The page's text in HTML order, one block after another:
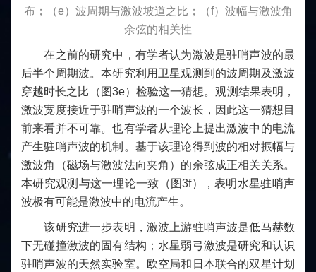
布；（e）波周期与激波坡道之比；（f）波幅与激波角
余弦的相关性
在之前的研究中，有学者认为激波是驻哨声波的最
后半个周期波。本研究利用卫星观测到的波周期及激波
穿越时长之比（图3e）检验这一猜想。观测结果表明，
激波宽度接近于驻哨声波的一个波长，因此这一猜想目
前来看并不可靠。也有学者从理论上提出激波中的电流
产生驻哨声波的机制。基于该理论得到波的相对振幅与
激波角（磁场与激波法向夹角）的余弦成正相关关系。
本研究观测与这一理论一致（图3f），表明水星驻哨声
波极有可能是激波中的电流产生。
该研究进一步表明，激波上游驻哨声波是低马赫数
下无碰撞激波的固有结构；水星弱弓激波是研究和认识
驻哨声波的天然实验室。欧空局和日本联合的双星计划